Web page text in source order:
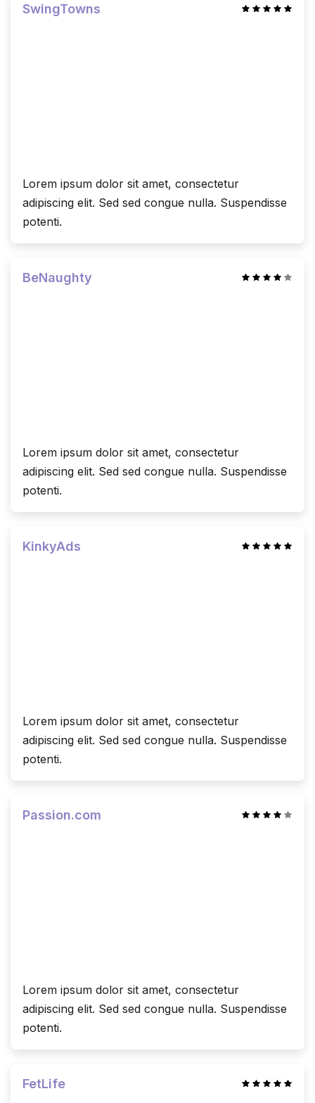
SwingTowns
Lorem ipsum dolor sit amet, consectetur
adipiscing elit. Sed sed congue nulla. Suspendisse
potenti.
BeNaughty
Lorem ipsum dolor sit amet, consectetur
adipiscing elit. Sed sed congue nulla. Suspendisse
potenti.
KinkyAds
Lorem ipsum dolor sit amet, consectetur
adipiscing elit. Sed sed congue nulla. Suspendisse
potenti.
Passion.com
Lorem ipsum dolor sit amet, consectetur
adipiscing elit. Sed sed congue nulla. Suspendisse
potenti.
FetLife